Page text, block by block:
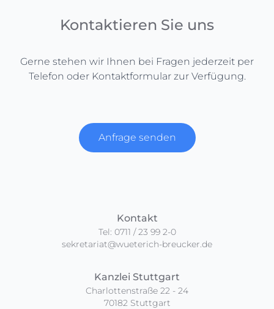
Kontaktieren Sie uns
Gerne stehen wir Ihnen bei Fragen jederzeit per
Telefon oder Kontaktformular zur Verfügung.
Anfrage senden
Kontakt
Tel: 0711 / 23 99 2-0
sekretariat@wueterich-breucker.de
Kanzlei Stuttgart
Charlottenstraße 22 - 24
70182 Stuttgart